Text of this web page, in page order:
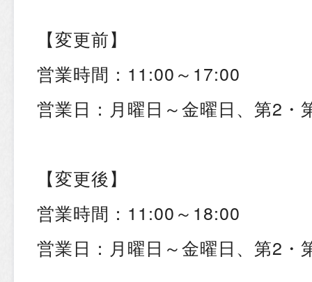
【変更前】
営業時間：11:00～17:00
営業日：月曜日～金曜日、第2・
【変更後】
営業時間：11:00～18:00
営業日：月曜日～金曜日、第2・